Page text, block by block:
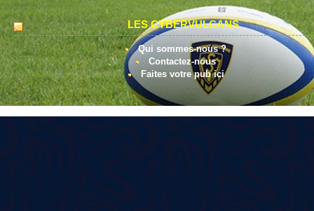
LES CYBERVULCANS
Qui sommes-nous ?
Contactez-nous
Faites votre pub ici